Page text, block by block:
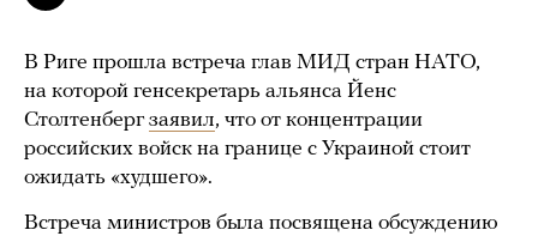
В Риге прошла встреча глав МИД стран НАТО,
на которой генсекретарь альянса Йенс
Столтенбергзаявил, что от концентрации
российских войск на границе с Украиной стоит
ожидать «худшего».
Встреча министров была посвящена обсуждению